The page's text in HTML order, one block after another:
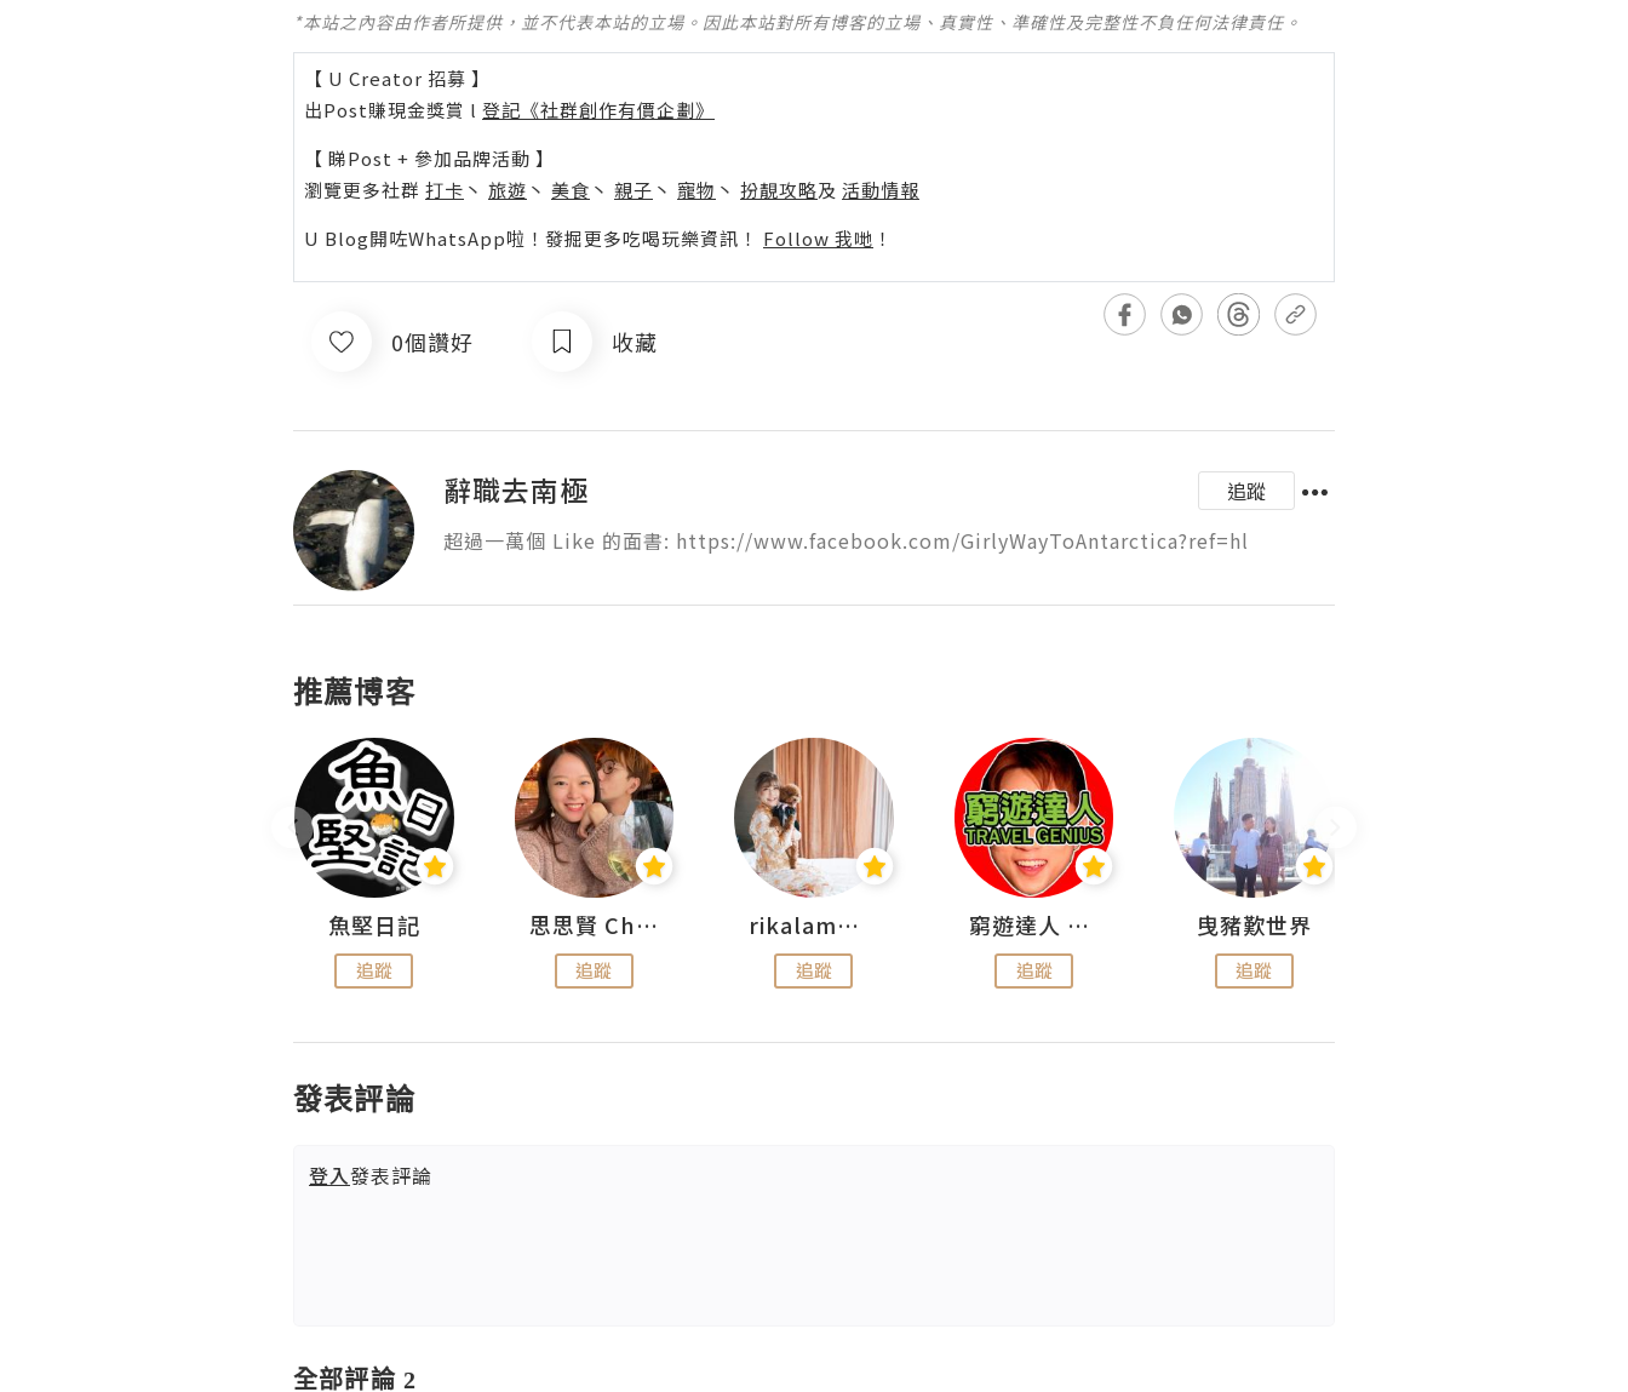
*本站之內容由作者所提供，並不代表本站的立場。因此本站對所有博客的立場、真實性、準確性及完整性不負任何法律責任。
【 U Creator 招募 】
出Post賺現金獎賞 l 登記《社群創作有價企劃》
【 睇Post + 參加品牌活動 】
瀏覽更多社群 打卡 丶 旅遊 丶 美食 丶 親子 丶 寵物 丶 扮靚攻略及 活動情報
U Blog開咗WhatsApp啦！發掘更多吃喝玩樂資訊！ Follow 我哋 ！
0個讚好 收藏
辭職去南極
追蹤
超過一萬個 Like 的面書: https://www.facebook.com/GirlyWayToAntarctica?ref=hl
推薦博客
魚堅日記
追蹤
思思賢 ChillMyBabe
追蹤
rikalammm
追蹤
窮遊達人 Mr.TravelGenius
追蹤
曳豬歎世界
追蹤
發表評論
登入發表評論
全部評論 2